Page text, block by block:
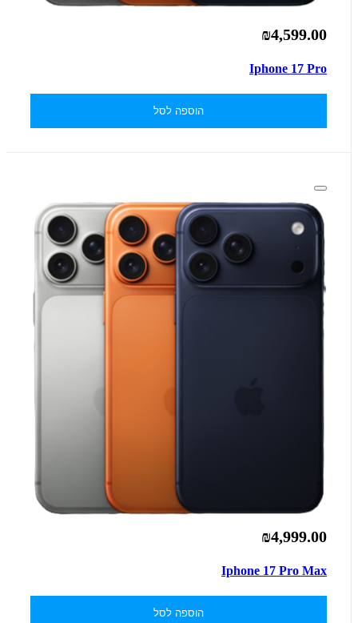
₪4,599.00
Iphone 17 Pro
הוספה לסל
₪4,999.00
Iphone 17 Pro Max
הוספה לסל